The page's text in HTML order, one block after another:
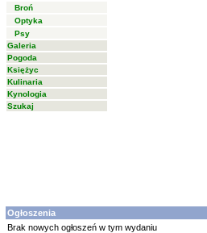
Broń
Optyka
Psy
Galeria
Pogoda
Księżyc
Kulinaria
Kynologia
Szukaj
Ogłoszenia
Brak nowych ogłoszeń w tym wydaniu